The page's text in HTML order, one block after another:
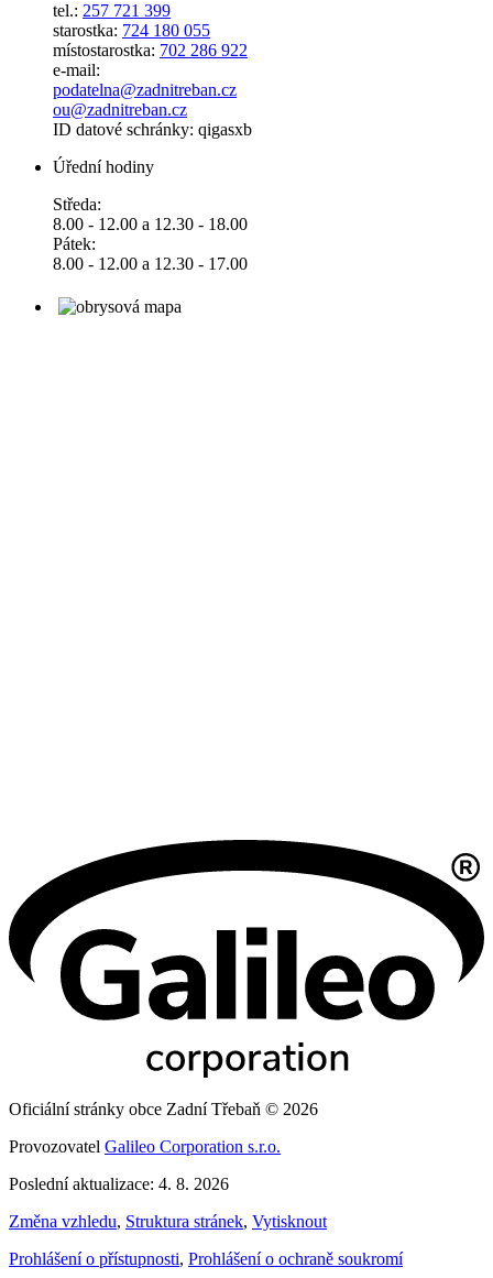
tel.: 257 721 399
starostka: 724 180 055
místostarostka: 702 286 922
e-mail:
podatelna@zadnitreban.cz
ou@zadnitreban.cz
ID datové schránky: qigasxb
Úřední hodiny
Středa:
8.00 - 12.00 a 12.30 - 18.00
Pátek:
8.00 - 12.00 a 12.30 - 17.00
Oficiální stránky obce Zadní Třebaň © 2026
Provozovatel Galileo Corporation s.r.o.
Poslední aktualizace: 4. 8. 2026
Změna vzhledu, Struktura stránek, Vytisknout
Prohlášení o přístupnosti, Prohlášení o ochraně soukromí